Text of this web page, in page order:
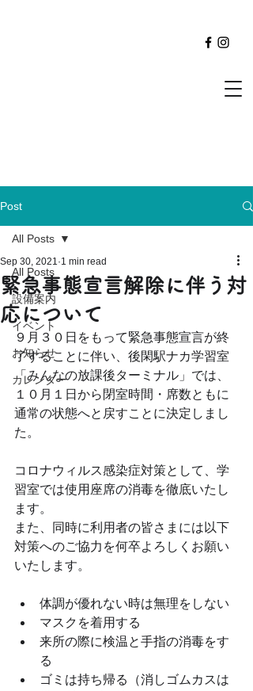
Post
All Posts
設備案内
イベント
お知らせ
カレンダー
All Posts
緊急事態宣言解除に伴う対
応について
Sep 30, 2021 1 min read
９月３０日をもって緊急事態宣言が終
了することに伴い、後閑駅ナカ学習室
「みんなの放課後ターミナル」では、
１０月１日から閉室時間・席数ともに
通常の状態へと戻すことに決定しまし
た。
コロナウィルス感染症対策として、学
習室では使用座席の消毒を徹底いたし
ます。
また、同時に利用者の皆さまには以下
対策へのご協力を何卒よろしくお願い
いたします。
体調が優れない時は無理をしない
マスクを着用する
来所の際に検温と手指の消毒をす
る
ゴミは持ち帰る（消しゴムカスは